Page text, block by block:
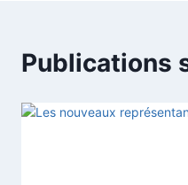
Publications